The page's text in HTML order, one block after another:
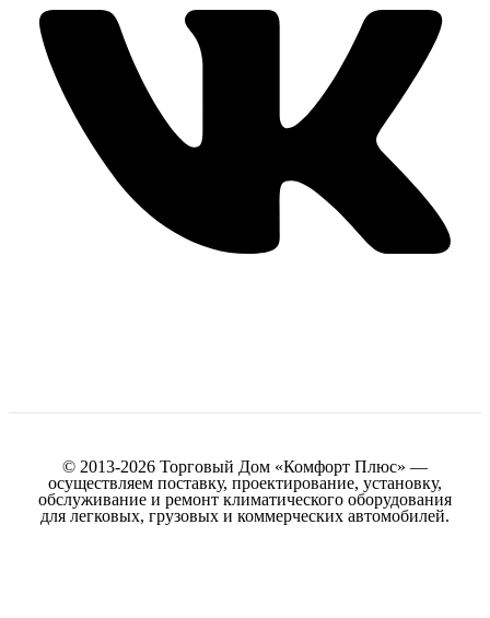
© 2013-2026 Торговый Дом «Комфорт Плюс» —
осуществляем поставку, проектирование, установку,
обслуживание и ремонт климатического оборудования
для легковых, грузовых и коммерческих автомобилей.